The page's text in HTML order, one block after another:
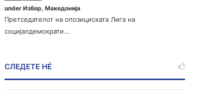
underИзбор,Македонија
Претседателот на опозициската Лига на
социјалдемократи...
СЛЕДЕТЕ НÉ